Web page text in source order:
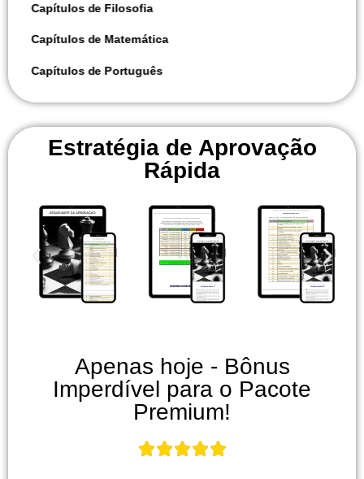
Capítulos de Filosofia
Capítulos de Matemática
Capítulos de Português
Estratégia de Aprovação
Rápida
Apenas hoje - Bônus
Imperdível para o Pacote
Premium!